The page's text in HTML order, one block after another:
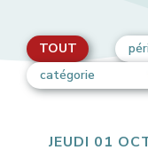
TOUT
catégorie
JEUDI 01